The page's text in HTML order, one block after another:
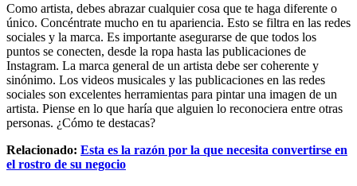
Como artista, debes abrazar cualquier cosa que te haga diferente o
único. Concéntrate mucho en tu apariencia. Esto se filtra en las redes
sociales y la marca. Es importante asegurarse de que todos los
puntos se conecten, desde la ropa hasta las publicaciones de
Instagram. La marca general de un artista debe ser coherente y
sinónimo. Los videos musicales y las publicaciones en las redes
sociales son excelentes herramientas para pintar una imagen de un
artista. Piense en lo que haría que alguien lo reconociera entre otras
personas. ¿Cómo te destacas?
Relacionado: Esta es la razón por la que necesita convertirse en
el rostro de su negocio